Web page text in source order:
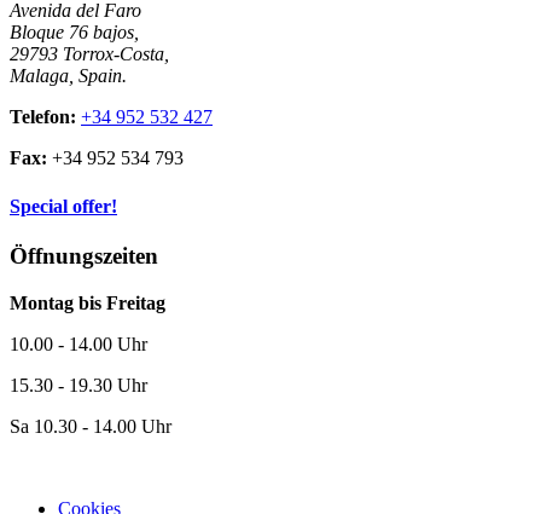
Avenida del Faro
Bloque 76 bajos,
29793 Torrox-Costa,
Malaga, Spain.
Telefon: +34 952 532 427
Fax: +34 952 534 793
Special offer!
Öffnungszeiten
Montag bis Freitag
10.00 - 14.00 Uhr
15.30 - 19.30 Uhr
Sa 10.30 - 14.00 Uhr
Cookies